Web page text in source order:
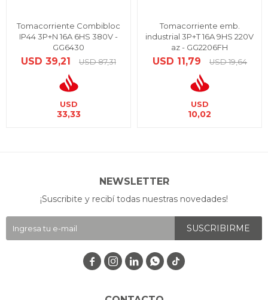
Tomacorriente Combibloc
IP44 3P+N 16A 6HS 380V -
GG6430
USD 39,21 USD 87,31
USD
33,33
Tomacorriente emb.
industrial 3P+T 16A 9HS 220V
az - GG2206FH
USD 11,79 USD 19,64
USD
10,02
NEWSLETTER
¡Suscribite y recibí todas nuestras novedades!
SUSCRIBIRME
   